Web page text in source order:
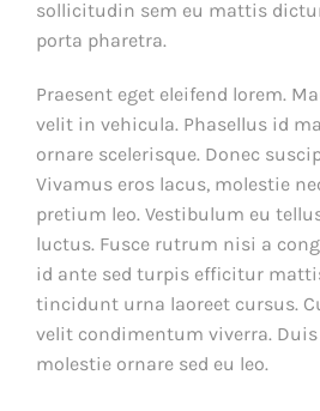
sollicitudin sem eu mattis
porta pharetra.
Praesent eget eleifend lorem.
velit in vehicula. Phasellus id
ornare scelerisque. Donec
Vivamus eros lacus, molestie
pretium leo. Vestibulum eu
luctus. Fusce rutrum nisi a
id ante sed turpis efficitur
tincidunt urna laoreet cursus.
velit condimentum viverra.
molestie ornare sed eu leo.